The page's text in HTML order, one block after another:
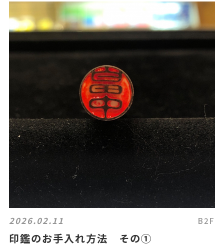
2026.02.11 B2F
印鑑のお手入れ方法 その①